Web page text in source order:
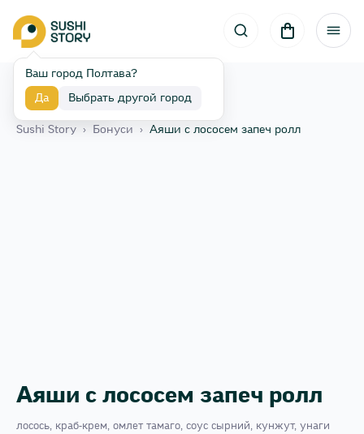
Ваш город Полтава?
Да Выбрать другой город
Назад
Sushi Story › Бонуси › Аяши с лососем запеч ролл
Аяши с лососем запеч ролл
лосось, краб-крем, омлет тамаго, соус сырний, кунжут, унаги